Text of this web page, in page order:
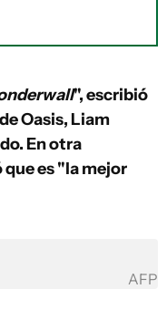
", escribió
Oasis, Liam
En otra
es "la mejor
AFP